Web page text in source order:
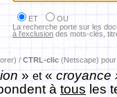
ET
OU
La recherche porte sur les
à l'exclusion des mots-clés,
/ CTRL-clic (Netscape)
» et« croyance
à tous les